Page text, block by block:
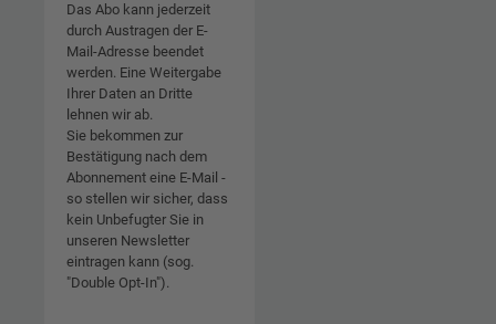
Das Abo kann jederzeit
durch Austragen der E-
Mail-Adresse beendet
werden. Eine Weitergabe
Ihrer Daten an Dritte
lehnen wir ab.
Sie bekommen zur
Bestätigung nach dem
Abonnement eine E-Mail -
so stellen wir sicher, dass
kein Unbefugter Sie in
unseren Newsletter
eintragen kann (sog.
"Double Opt-In").